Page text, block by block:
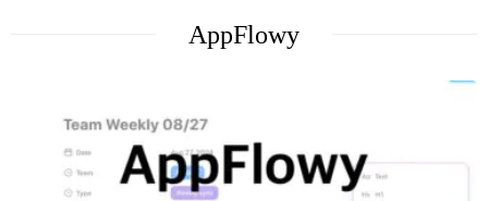
AppFlowy